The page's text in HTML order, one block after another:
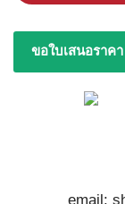
ขอใบเสนอราคา
email: